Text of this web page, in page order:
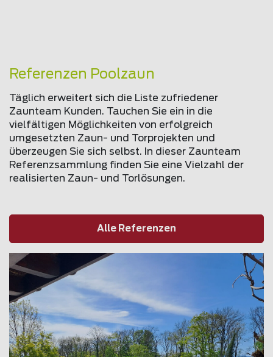
Referenzen Poolzaun
Täglich erweitert sich die Liste zufriedener
Zaunteam Kunden. Tauchen Sie ein in die
vielfältigen Möglichkeiten von erfolgreich
umgesetzten Zaun- und Torprojekten und
überzeugen Sie sich selbst. In dieser Zaunteam
Referenzsammlung finden Sie eine Vielzahl der
realisierten Zaun- und Torlösungen.
Alle Referenzen